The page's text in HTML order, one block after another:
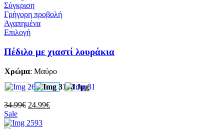
Σύγκριση
Γρήγορη προβολή
Αγαπημένα
ΕπιλογήΑυτό
προϊόν
έχει
πολλαπλές
παραλλαγές.
Οι
επιλογές
μπορούν
επιλεγούν
Πέδιλο με χιαστί λουράκια
Χρώμα: Μαύρο
34.99€ Original
was:
24.99€Η
Sale